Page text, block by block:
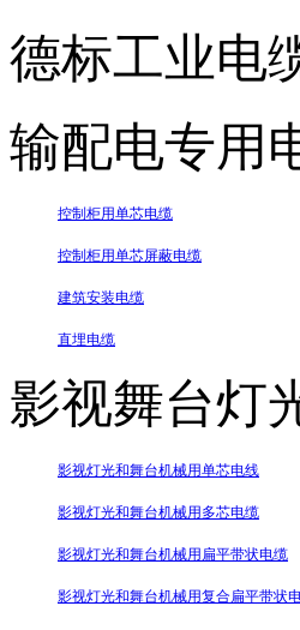
德标工业电
输配电专用
控制柜用单芯电缆
控制柜用单芯屏蔽电缆
建筑安装电缆
直埋电缆
影视舞台灯
影视灯光和舞台机械用单芯电线
影视灯光和舞台机械用多芯电缆
影视灯光和舞台机械用扁平带状电缆
影视灯光和舞台机械用复合扁平带状